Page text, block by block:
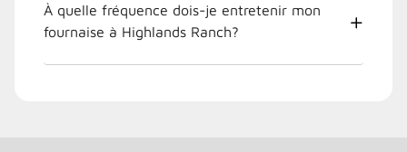
À quelle fréquence dois-je entretenir mon
fournaise à Highlands Ranch?